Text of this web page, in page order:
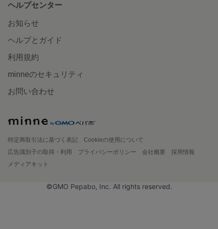
ヘルプセンター
お知らせ
ヘルプとガイド
利用規約
minneのセキュリティ
お問い合わせ
特定商取引法に基づく表記
Cookieの使用について
広告識別子の取得・利用
プライバシーポリシー 会社概要
採用情報
メディアキット
©GMO Pepabo, Inc. All rights reserved.